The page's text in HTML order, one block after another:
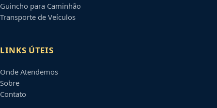
Guincho para Caminhão
Transporte de Veículos
LINKS ÚTEIS
Onde Atendemos
Sobre
Contato